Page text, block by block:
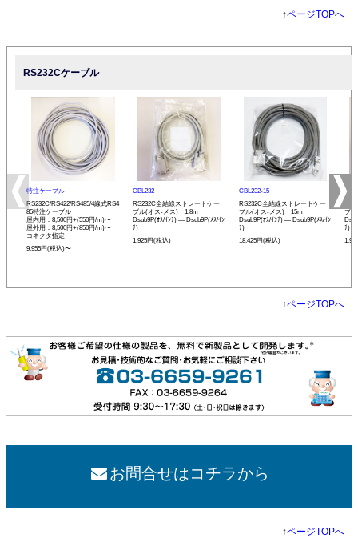
↑ページTOPへ
RS232Cケーブル
特注ケーブル
RS232C/RS422/RS485/4線式RS4
85特注ケーブル
屋内用：8,500円+(550円/m)〜
屋外用：8,500円+(850円/m)〜
コネクタ指定
9,955円(税込)〜
CBL232
RS232C全結線ストレートケー
ブル(オス-メス) 1.8m
Dsub9P(ｵｽ/ｲﾝﾁ) ― Dsub9P(ﾒｽ/ｲﾝ
ﾁ)
1,925円(税込)
CBL232-15
RS232C全結線ストレートケー
ブル(オス-メス) 15m
Dsub9P(ｵｽ/ｲﾝﾁ) ― Dsub9P(ﾒｽ/ｲﾝ
ﾁ)
18,425円(税込)
ブ
ﾁ)
↑ページTOPへ
お問合せはコチラから
↑ページTOPへ